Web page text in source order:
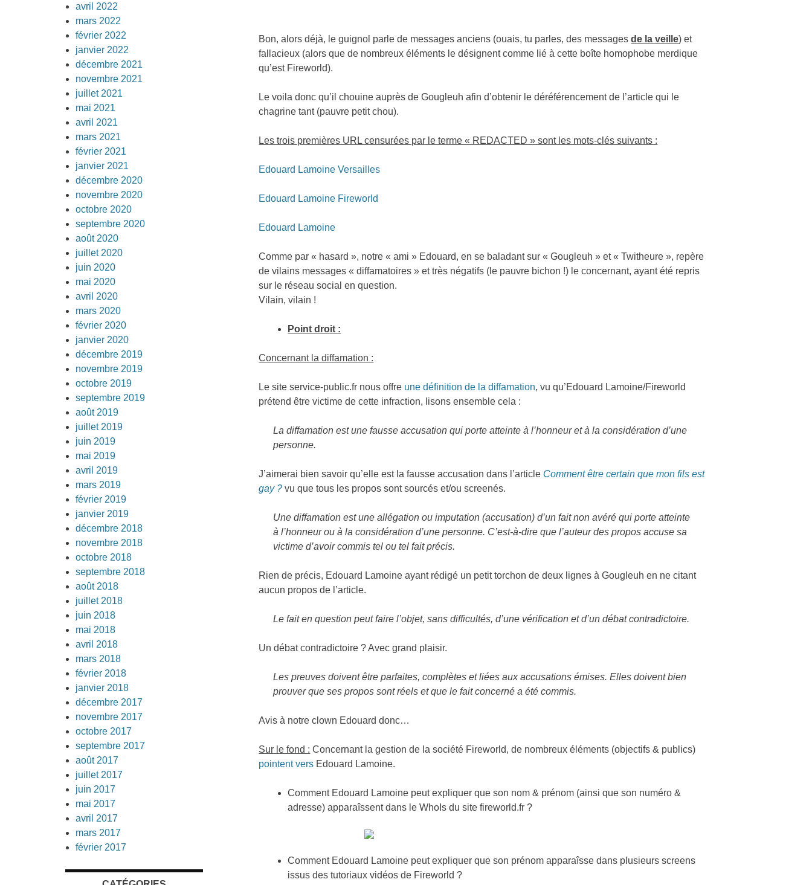
Bon, alors déjà, le guignol parle de messages anciens (ouais, tu parles, des messagesde la veille) et
fallacieux (alors que de nombreux éléments le désignent comme lié à cette boîte homophobe merdique
qu’est Fireworld).
Le voila donc qu’il chouine auprès de Gougleuh afin d’obtenir le déréférencement de l’article qui le
chagrine tant (pauvre petit chou).
Les trois premières URL censurées par le terme « REDACTED » sont les mots-clés suivants :
Edouard Lamoine Versailles
Edouard Lamoine Fireworld
Edouard Lamoine
Comme par « hasard », notre « ami » Edouard, en se baladant sur « Gougleuh » et « Twitheure », repère
de vilains messages « diffamatoires » et très négatifs (le pauvre bichon !) le concernant, ayant été repris
sur le réseau social en question.
Vilain, vilain !
Point droit :
Concernant la diffamation :
Le site service-public.fr nous offre une définition de la diffamation, vu qu’Edouard Lamoine/Fireworld
prétend être victime de cette infraction, lisons ensemble cela :
La diffamation est une fausse accusation qui porte atteinte à l’honneur et à la considération d’une
personne.
J’aimerai bien savoir qu’elle est la fausse accusation dans l’article Comment être certain que mon fils est
gay ? vu que tous les propos sont sourcés et/ou screenés.
Une diffamation est une allégation ou imputation (accusation) d’un fait non avéré qui porte atteinte
à l’honneur ou à la considération d’une personne. C’est-à-dire que l’auteur des propos accuse sa
victime d’avoir commis tel ou tel fait précis.
Rien de précis, Edouard Lamoine ayant rédigé un petit torchon de deux lignes à Gougleuh en ne citant
aucun propos de l’article.
Le fait en question peut faire l’objet, sans difficultés, d’une vérification et d’un débat contradictoire.
Un débat contradictoire ? Avec grand plaisir.
Les preuves doivent être parfaites, complètes et liées aux accusations émises. Elles doivent bien
prouver que ses propos sont réels et que le fait concerné a été commis.
Avis à notre clown Edouard donc…
Sur le fond : Concernant la gestion de la société Fireworld, de nombreux éléments (objectifs & publics)
pointent vers Edouard Lamoine.
Comment Edouard Lamoine peut expliquer que son nom & prénom (ainsi que son numéro &
adresse) apparaîssent dans le WhoIs du site fireworld.fr ?
Comment Edouard Lamoine peut expliquer que son prénom apparaîsse dans plusieurs screens
issus des tutoriaux vidéos de Fireworld ?
avril 2022
mars 2022
février 2022
janvier 2022
décembre 2021
novembre 2021
juillet 2021
mai 2021
avril 2021
mars 2021
février 2021
janvier 2021
décembre 2020
novembre 2020
octobre 2020
septembre 2020
août 2020
juillet 2020
juin 2020
mai 2020
avril 2020
mars 2020
février 2020
janvier 2020
décembre 2019
novembre 2019
octobre 2019
septembre 2019
août 2019
juillet 2019
juin 2019
mai 2019
avril 2019
mars 2019
février 2019
janvier 2019
décembre 2018
novembre 2018
octobre 2018
septembre 2018
août 2018
juillet 2018
juin 2018
mai 2018
avril 2018
mars 2018
février 2018
janvier 2018
décembre 2017
novembre 2017
octobre 2017
septembre 2017
août 2017
juillet 2017
juin 2017
mai 2017
avril 2017
mars 2017
février 2017